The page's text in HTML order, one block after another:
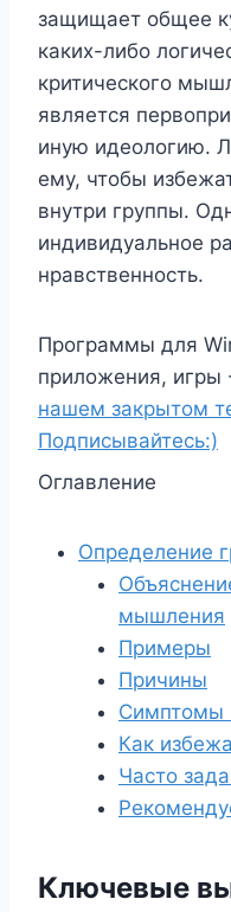
защищает общее
каких-либо
критического
является
иную идеологию.
ему, чтобы
внутри группы.
индивидуальное
нравственность.
Программы для
приложения,
нашем закрытом
Подписывайтесь:)
Оглавление
Определение
мышления
Примеры
Причины
Симптомы
Как
Часто
Ключевые